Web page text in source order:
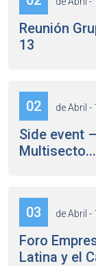
Reunión
13
02 de Abril -
Side event
Multisecto...
03 de Abril -
Foro
Latina y el